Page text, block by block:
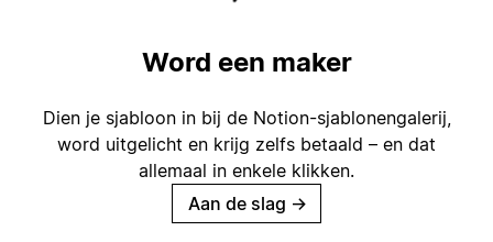
Word een maker
Dien je sjabloon in bij de Notion-sjablonengalerij,
word uitgelicht en krijg zelfs betaald – en dat
allemaal in enkele klikken.
Aan de slag →